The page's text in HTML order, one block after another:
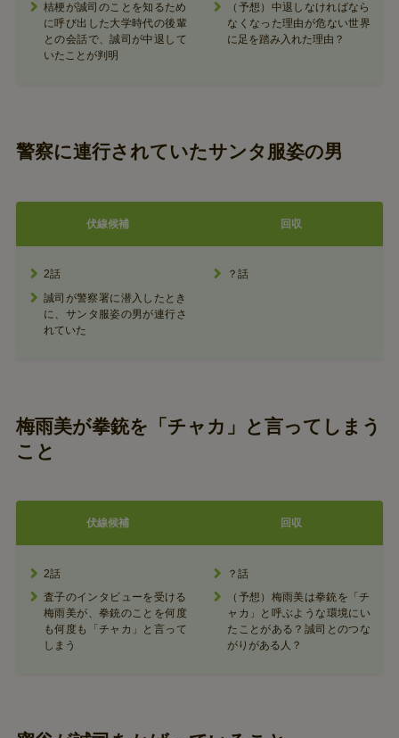
桔梗が誠司のことを知るため
に呼び出した大学時代の後輩
との会話で、誠司が中退して
いたことが判明
（予想）中退しなければなら
なくなった理由が危ない世界
に足を踏み入れた理由？
警察に連行されていたサンタ服姿の男
伏線候補 回収
2話
誠司が警察署に潜入したとき
に、サンタ服姿の男が連行さ
れていた
？話
梅雨美が拳銃を「チャカ」と言ってしまう
こと
伏線候補 回収
2話
査子のインタビューを受ける
梅雨美が、拳銃のことを何度
も何度も「チャカ」と言って
しまう
？話
（予想）梅雨美は拳銃を「チ
ャカ」と呼ぶような環境にい
たことがある？誠司とのつな
がりがある人？